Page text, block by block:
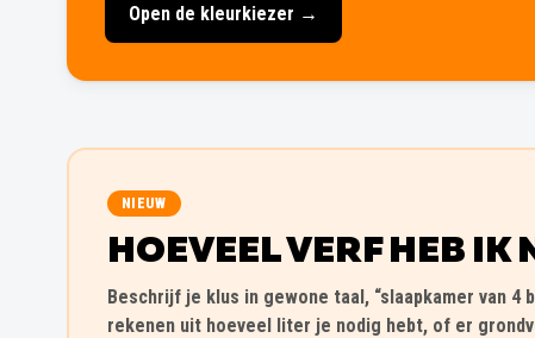
Open de kleurkiezer →
NIEUW
HOEVEEL VERF HEB IK
Beschrijf je klus in gewone taal, “slaapkamer van 4
rekenen uit hoeveel liter je nodig hebt, of er